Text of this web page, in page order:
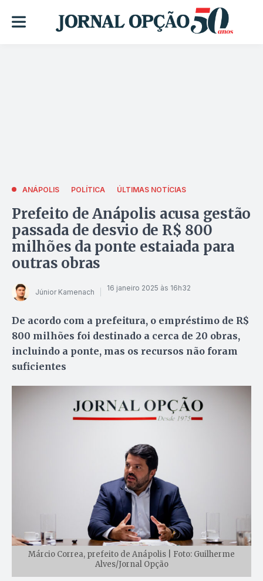
ANÁPOLIS POLÍTICA ÚLTIMAS NOTÍCIAS
Prefeito de Anápolis acusa gestão
passada de desvio de R$ 800
milhões da ponte estaiada para
outras obras
Júnior Kamenach 16 janeiro 2025 às 16h32
De acordo com a prefeitura, o empréstimo de R$
800 milhões foi destinado a cerca de 20 obras,
incluindo a ponte, mas os recursos não foram
suficientes
Márcio Correa, prefeito de Anápolis | Foto: Guilherme
Alves/Jornal Opção